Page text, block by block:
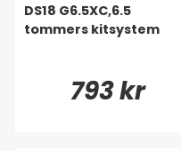
DS18 G6.5XC,6.5
tommers kitsystem
793 kr